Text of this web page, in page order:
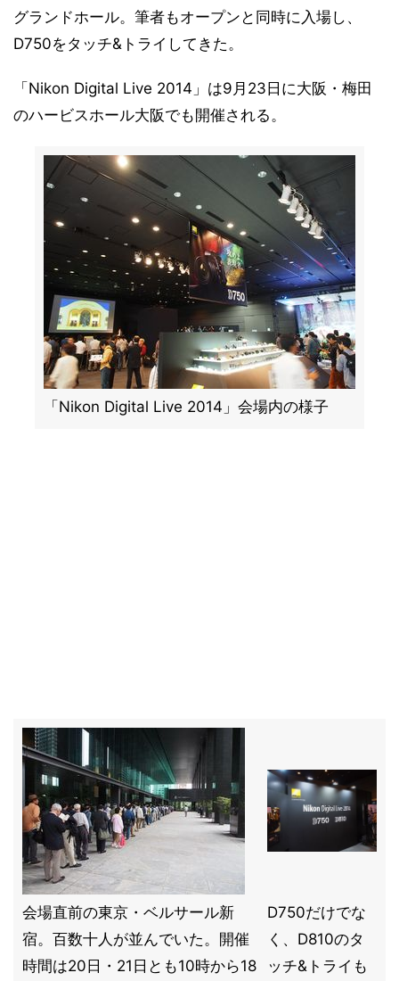
グランドホール。筆者もオープンと同時に入場し、
D750をタッチ&トライしてきた。
「Nikon Digital Live 2014」は9月23日に大阪・梅田
のハービスホール大阪でも開催される。
「Nikon Digital Live 2014」会場内の様子
会場直前の東京・ベルサール新
宿。百数十人が並んでいた。開催
時間は20日・21日とも10時から18
D750だけでな
く、D810のタ
ッチ&トライも